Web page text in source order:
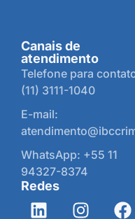
Canais de
atendimento
Telefone para
(11) 3111-1040
E-mail:
WhatsApp: +55 11
94327-8374
Redes